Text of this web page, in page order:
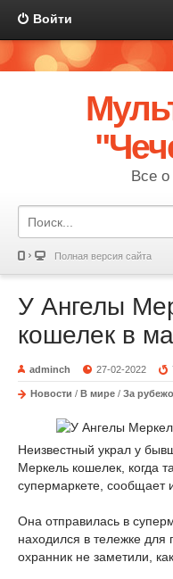
Войти
Все
Полная версия сайта
У Ангелы
кошелек в
adminch 27-02-2022
Новости / В мире / За
Неизвестный украл у
Меркель кошелек, когда
супермаркете, сообщает
Она отправилась в
находился в тележке
охранник не заметили,